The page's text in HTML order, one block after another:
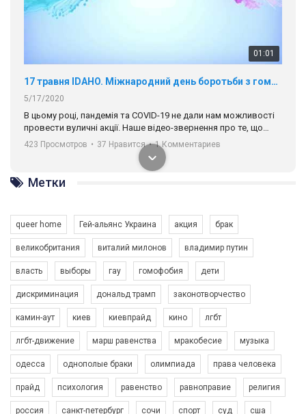
01:01
17 травня IDAHO. Міжнародний день боротьби з гомофобією трансфобією і біфобія.
5/17/2020
В цьому році, пандемія та COVІD-19 не дали нам можливості
провести вуличні акції. Наше відео-звернення про те, що
навіть коли ми у різних містах та не можемо зустрінеться, ми
разом. Ми закликаємо всіх хто поділяє цінності рівності та
солідарності, приєднатися до нас. Регіональні підрозділи
ГАУ є в 16 областях України.
Разом наш голос лунає гучніше!
423 Просмотров • 37 Нравится • 1 Комментариев
Зупинимо насильство проти ЛГБТ в Україні! Stop violence against LGBT in Ukraine!
6/30/2017
Емоційний та вражаючий промо-ролік на конкурс PACT, який
представляє програму "Гей-альянс Україна" з протидії
насильству проти ЛГБТ в Україні.
1.9K Просмотров • 226 Нравится • 5 Комментариев
Метки
queer home Гей-альянс Украина акция брак
великобритания виталий милонов владимир путин
власть выборы гау гомофобия дети
дискриминация дональд трамп законотворчество
камин-аут киев киевпрайд кино лгбт
лгбт-движение марш равенства мракобесие музыка
одесса однополые браки олимпиада права человека
прайд психология равенство равноправие религия
россия санкт-петербург сочи спорт суд сша